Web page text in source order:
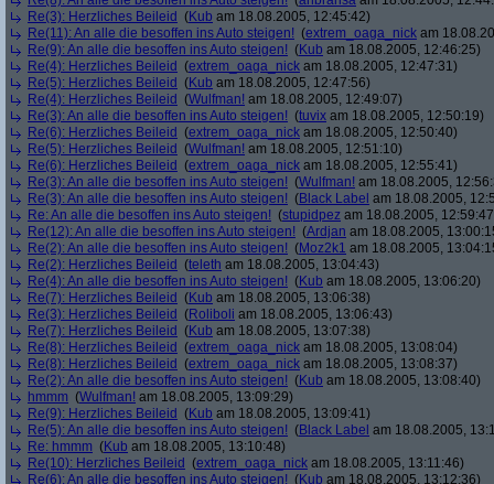
Re(3): Herzliches Beileid (Kub am 18.08.2005, 12:45:42)
Re(11): An alle die besoffen ins Auto steigen! (extrem_oaga_nick am
Re(9): An alle die besoffen ins Auto steigen! (Kub am 18.08.2005, 12:46:25)
Re(4): Herzliches Beileid (extrem_oaga_nick am 18.08.2005, 12:47:31)
Re(5): Herzliches Beileid (Kub am 18.08.2005, 12:47:56)
Re(4): Herzliches Beileid (Wulfman! am 18.08.2005, 12:49:07)
Re(3): An alle die besoffen ins Auto steigen! (tuvix am 18.08.2005, 12:50:19)
Re(6): Herzliches Beileid (extrem_oaga_nick am 18.08.2005, 12:50:40)
Re(5): Herzliches Beileid (Wulfman! am 18.08.2005, 12:51:10)
Re(6): Herzliches Beileid (extrem_oaga_nick am 18.08.2005, 12:55:41)
Re(3): An alle die besoffen ins Auto steigen! (Wulfman! am 18.08.2005,
Re(3): An alle die besoffen ins Auto steigen! (Black Label am 18.08.2005,
Re: An alle die besoffen ins Auto steigen! (stupidpez am 18.08.2005,
Re(12): An alle die besoffen ins Auto steigen! (Ardjan am 18.08.2005,
Re(2): An alle die besoffen ins Auto steigen! (Moz2k1 am 18.08.2005,
Re(2): Herzliches Beileid (teleth am 18.08.2005, 13:04:43)
Re(4): An alle die besoffen ins Auto steigen! (Kub am 18.08.2005, 13:06:20)
Re(7): Herzliches Beileid (Kub am 18.08.2005, 13:06:38)
Re(3): Herzliches Beileid (Roliboli am 18.08.2005, 13:06:43)
Re(7): Herzliches Beileid (Kub am 18.08.2005, 13:07:38)
Re(8): Herzliches Beileid (extrem_oaga_nick am 18.08.2005, 13:08:04)
Re(8): Herzliches Beileid (extrem_oaga_nick am 18.08.2005, 13:08:37)
Re(2): An alle die besoffen ins Auto steigen! (Kub am 18.08.2005, 13:08:40)
hmmm (Wulfman! am 18.08.2005, 13:09:29)
Re(9): Herzliches Beileid (Kub am 18.08.2005, 13:09:41)
Re(5): An alle die besoffen ins Auto steigen! (Black Label am 18.08.2005,
Re: hmmm (Kub am 18.08.2005, 13:10:48)
Re(10): Herzliches Beileid (extrem_oaga_nick am 18.08.2005, 13:11:46)
Re(6): An alle die besoffen ins Auto steigen! (Kub am 18.08.2005, 13:12:36)